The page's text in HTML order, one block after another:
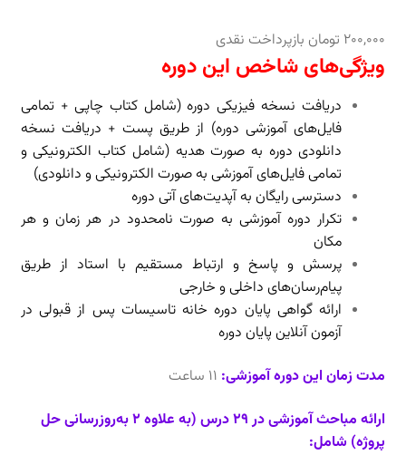
200,000 تومان بازپرداخت نقدی
ویژگی‌های شاخص این دوره
دریافت نسخه فیزیکی دوره (شامل کتاب چاپی + تمامی
فایل‌های آموزشی دوره) از طریق پست + دریافت نسخه
دانلودی دوره به صورت هدیه (شامل کتاب الکترونیکی و
تمامی فایل‌های آموزشی به صورت الکترونیکی و دانلودی)
دسترسی رایگان به آپدیت‌های آتی دوره
تکرار دوره آموزشی به صورت نامحدود در هر زمان و هر
مکان
پرسش و پاسخ و ارتباط مستقیم با استاد از طریق
پیام‌رسان‌های داخلی و خارجی
ارائه گواهی پایان دوره خانه تاسیسات پس از قبولی در
آزمون آنلاین پایان دوره
مدت زمان این دوره آموزشی:
ارائه مباحث آموزشی در 29 درس (به علاوه 2 به‌روزرسانی حل
پروژه) شامل: